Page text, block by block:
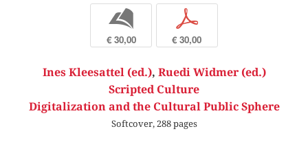
b
€ 30,00
p
€ 30,00
Ines Kleesattel (ed.), Ruedi Widmer (ed.)
Scripted Culture
Digitalization and the Cultural Public Sphere
Softcover, 288 pages